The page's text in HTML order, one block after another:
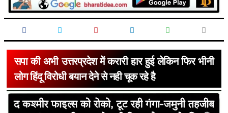
सपा की अभी उत्तरप्रदेश में करारी हार हुई लेकिन फिर भीनी
लोग हिंदू विरोधी बयान देने से नही चूक रहे है